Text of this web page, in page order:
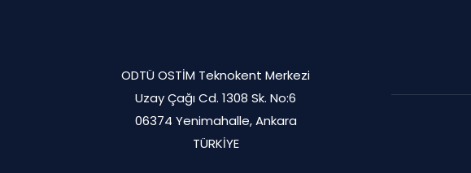
ODTÜ OSTİM Teknokent Merkezi
Uzay Çağı Cd. 1308 Sk. No:6
06374 Yenimahalle, Ankara
TÜRKİYE